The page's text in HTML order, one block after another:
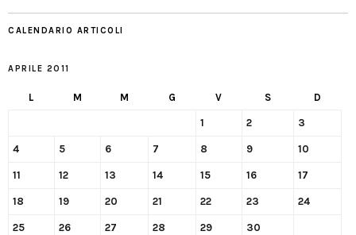
CALENDARIO ARTICOLI
APRILE 2011
L M M G V S D
1 2 3
4 5 6 7 8 9 10
11 12 13 14 15 16 17
18 19 20 21 22 23 24
25 26 27 28 29 30